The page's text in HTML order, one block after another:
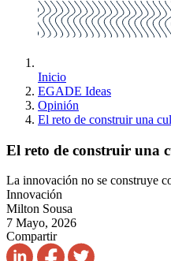
Inicio
EGADE Ideas
Opinión
El reto de construir una
El reto de construir una
La innovación no se construye
Innovación
Milton Sousa
7 Mayo, 2026
Compartir